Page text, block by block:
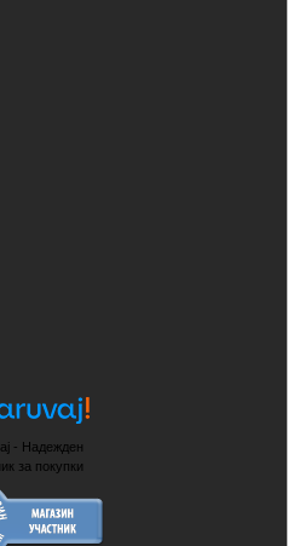
- Надежден
за покупки